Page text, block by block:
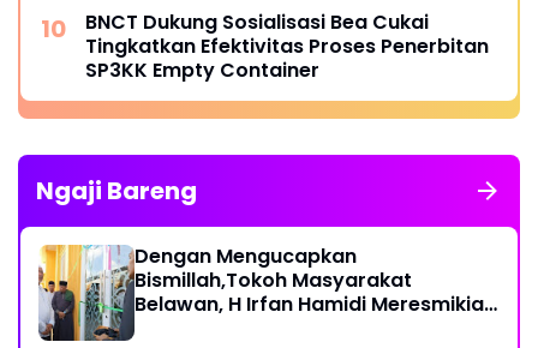
BNCT Dukung Sosialisasi Bea Cukai
Tingkatkan Efektivitas Proses Penerbitan
SP3KK Empty Container
Ngaji Bareng
Dengan Mengucapkan
Bismillah,Tokoh Masyarakat
Belawan, H Irfan Hamidi Meresmikian